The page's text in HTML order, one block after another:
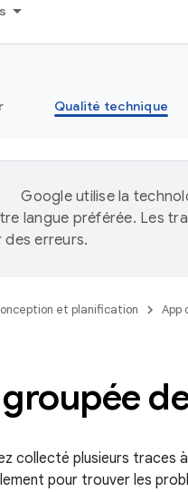
Qualité technique
Google utilise la
langue préférée. Les
erreurs.
et planification
App
collecté plusieurs traces
pour trouver les